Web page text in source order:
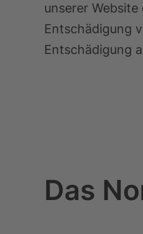
unserer
Entschädigung
Entschädigung
Das